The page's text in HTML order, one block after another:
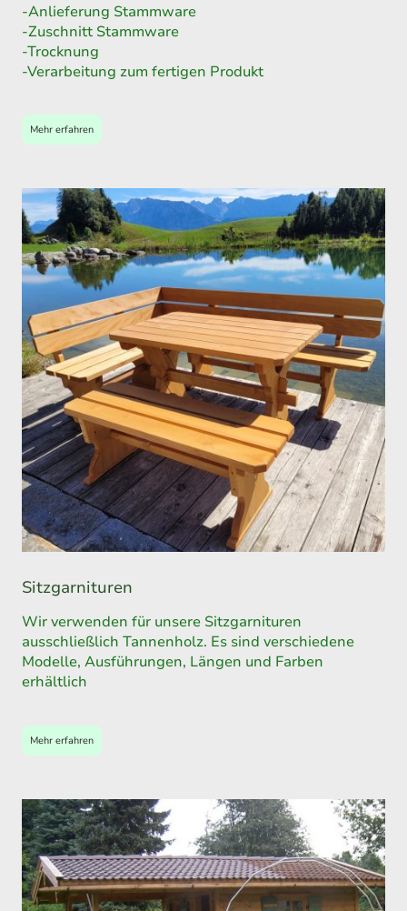
-Anlieferung Stammware
-Zuschnitt Stammware
-Trocknung
-Verarbeitung zum fertigen Produkt
Mehr erfahren
Sitzgarnituren
Wir verwenden für unsere Sitzgarnituren
ausschließlich Tannenholz. Es sind verschiedene
Modelle, Ausführungen, Längen und Farben
erhältlich
Mehr erfahren